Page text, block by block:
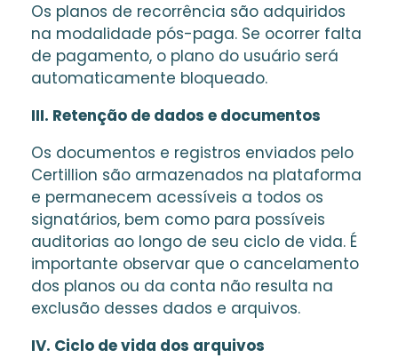
Os planos de recorrência são adquiridos
na modalidade pós-paga. Se ocorrer falta
de pagamento, o plano do usuário será
automaticamente bloqueado.
III. Retenção de dados e documentos
Os documentos e registros enviados pelo
Certillion são armazenados na plataforma
e permanecem acessíveis a todos os
signatários, bem como para possíveis
auditorias ao longo de seu ciclo de vida. É
importante observar que o cancelamento
dos planos ou da conta não resulta na
exclusão desses dados e arquivos.
IV. Ciclo de vida dos arquivos